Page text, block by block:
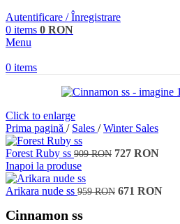
Autentificare / Înregistrare
0 items 0 RON
Menu
0 items
Click to enlarge
Prima pagină / Sales / Winter Sales
Forest Ruby ss 909RON 727 RON
Inapoi la produse
Arikara nude ss 959RON 671 RON
Cinnamon ss